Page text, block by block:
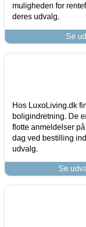
muligheden for
deres udvalg.
Se
Hos LuxoLiving.dk
boligindretning. De
flotte anmeldelser
dag ved bestilling
udvalg.
Se